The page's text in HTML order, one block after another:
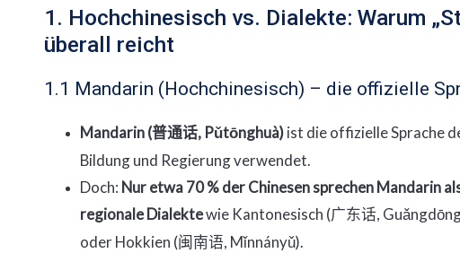
1. Hochchinesisch vs. Dialekte: Warum
überall reicht
1.1 Mandarin (Hochchinesisch) – die offizielle
Mandarin (普通话, Pǔtōnghuà)ist die offizielle Sprache
Bildung und Regierung verwendet.
Doch: Nur etwa 70 % der Chinesen sprechen Mandarin
regionale Dialektewie Kantonesisch (广东话,
oder Hokkien (闽南语, Mǐnnányǔ).